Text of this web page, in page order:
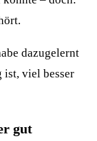
dazugelernt
ist, viel besser
gut